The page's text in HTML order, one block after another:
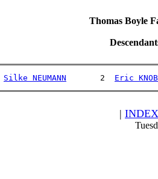
Thomas Boyle
Silke NEUMANN
       2
Eric
| INDEX